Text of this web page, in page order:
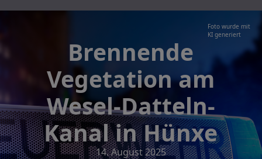
Foto wurde mit
KI generiert
Brennende
Vegetation am
Wesel-Datteln-
Kanal in Hünxe
14. August 2025